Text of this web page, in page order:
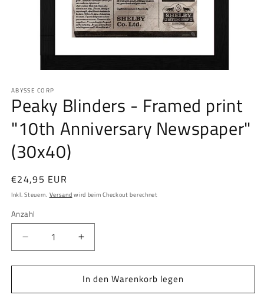
in
Modal
öffnen
ABYSSE CORP
Peaky Blinders - Framed print
"10th Anniversary Newspaper"
(30x40)
Normaler
Preis
€24,95 EUR
Inkl. Steuern. Versand wird beim Checkout berechnet
Anzahl
Anzahl
Verringere
die
Menge
Peaky
Erhöhe
die
Menge
für
Peaky
In den Warenkorb legen